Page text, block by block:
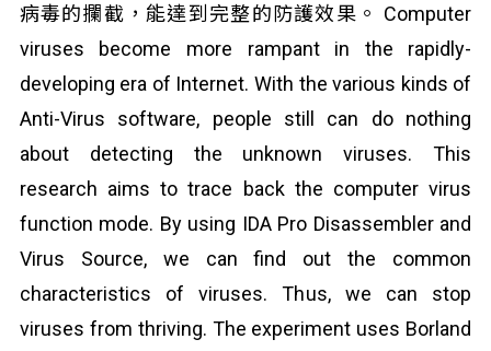
病毒的攔截，能達到完整的防護效果。 Computer
viruses become more rampant in the rapidly-
developing era of Internet. With the various kinds of
Anti-Virus software, people still can do nothing
about detecting the unknown viruses. This
research aims to trace back the computer virus
function mode. By using IDA Pro Disassembler and
Virus Source, we can find out the common
characteristics of viruses. Thus, we can stop
viruses from thriving. The experiment uses Borland